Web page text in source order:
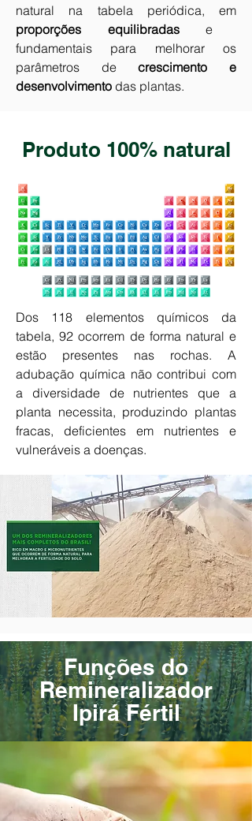
natural na tabela periódica, em
proporções equilibradase
fundamentais para melhorar os
parâmetros decrescimento e
desenvolvimento das plantas.
Produto 100% natural
Dos 118 elementos químicos da
tabela, 92 ocorrem de forma natural e
estão presentes nas rochas. A
adubação química não contribui com
a diversidade de nutrientes que a
planta necessita, produzindo plantas
fracas, deficientes em nutrientes e
vulneráveis a doenças.
Funções do
Remineralizador
Ipirá Fértil